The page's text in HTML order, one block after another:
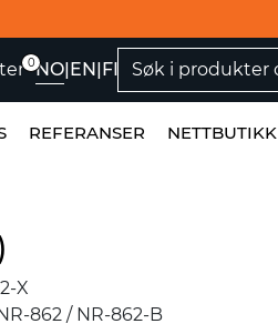
0NO|EN|FI
REFERANSER NETTBUTIKK
X
862 / NR-862-B